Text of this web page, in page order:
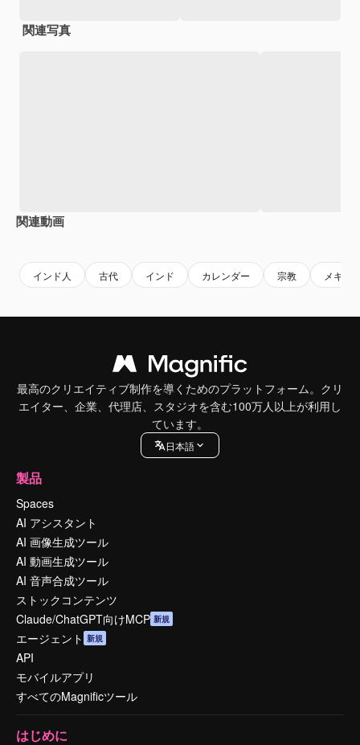
関連写真
関連動画
インド人 古代 インド カレンダー 宗教 メキシ
最高のクリエイティブ制作を導くためのプラットフォーム。クリ
エイター、企業、代理店、スタジオを含む100万人以上が利用し
ています。
日本語
製品
Spaces
AI アシスタント
AI 画像生成ツール
AI 動画生成ツール
AI 音声合成ツール
ストックコンテンツ
Claude/ChatGPT向けMCP 新規
エージェント 新規
API
モバイルアプリ
すべてのMagnificツール
はじめに